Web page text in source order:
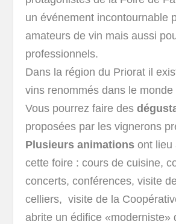
un événement incontournable
amateurs de vin mais aussi
professionnels.
Dans la région du Priorat il
vins renommés dans le monde
Vous pourrez faire des
proposées par les vignerons
Plusieurs animations ont lieu
cette foire : cours de cuisine,
concerts, conférences, visite
celliers, visite de la
abrite un édifice «moderniste»